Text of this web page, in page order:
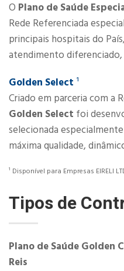
O Plano de Saúde
Rede Referenciada
principais hospitais do
atendimento
​​Golden Select ¹
Criado em parceria com a
Golden Select foi
selecionada
máxima qualidade,
¹ Disponível para Empresas EIRELI
Tipos de
Plano de Saúde Golden
Reis